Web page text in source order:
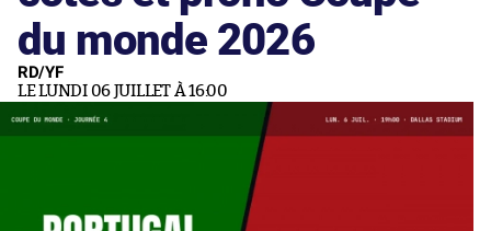
du monde 2026
RD/YF
LE LUNDI 06 JUILLET À 16:00